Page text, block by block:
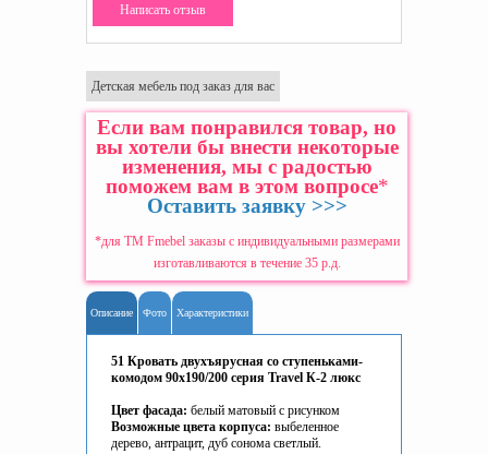
Написать отзыв
Детская мебель под заказ для вас
Если вам понравился товар, но
вы хотели бы внести некоторые
изменения, мы с радостью
поможем вам в этом вопросе*
Оставить заявку >>>
*для ТМ Fmebel заказы с индивидуальными размерами
изготавливаются в течение 35 р.д.
Описание Фото Характеристики
51 Кровать двухъярусная со ступеньками-
комодом 90х190/200 серия Travel К-2 люкс
Цвет фасада: белый матовый с рисунком
Возможные цвета корпуса: выбеленное
дерево, антрацит, дуб сонома светлый.